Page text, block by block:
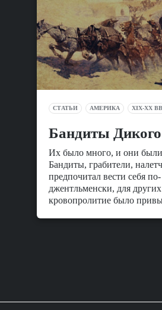
СТАТЬИ АМЕРИКА XIX-XX
Бандиты Дикого
Их было много, и они
Бандиты, грабители,
предпочитал вести себя по-
джентльменски, для других
кровопролитие было